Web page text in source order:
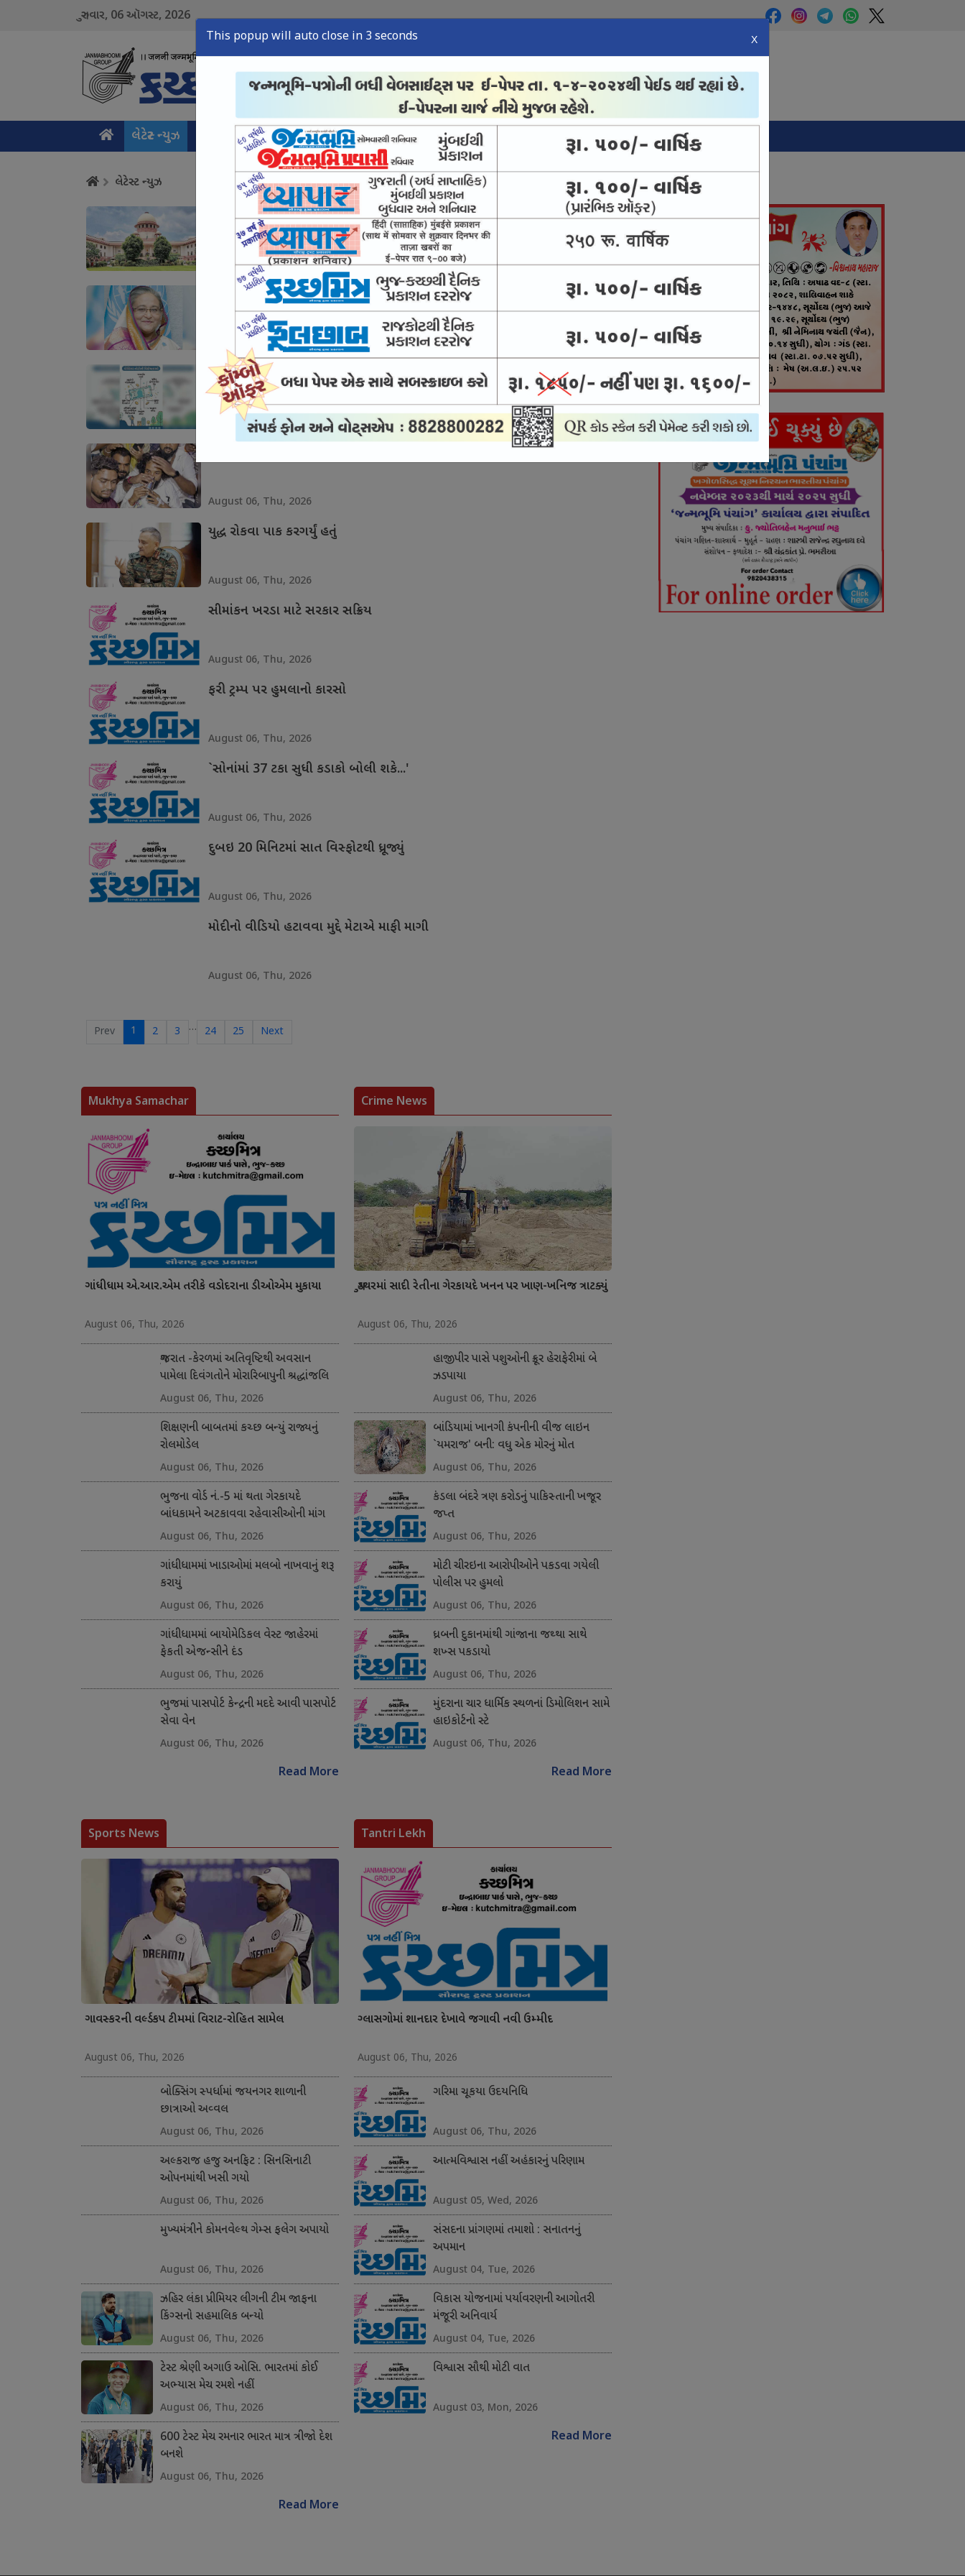
ગુરુવાર, 06ઑગસ્ટ, 2026
લેટેસ્ટ ન્યુઝ મુખ્ય સમાચાર ક્રાઇમ ન્યુઝ સ્પોર્ટ્સ ન્યુઝ તંત્રી લેખ ઈ-પેપર
This popup will auto close in 2 seconds X
લેટેસ્ટ ન્યુઝ
સરકાર યુવાનો સામે આક્રમક ન બને : સુપ્રીમ
August 06, Thu, 2026
હત્યા થાય તોયે બાંગલાદેશ જઇશ : હસીના
August 06, Thu, 2026
પ્લાસ્ટિકની ચલણી નોટો આવી રહી છે; 30 વર્ષ સુધી ચાલશે
August 06, Thu, 2026
August 06, Thu, 2026
યુદ્ધ રોકવા પાક કરગર્યું હતું
August 06, Thu, 2026
સીમાંકન ખરડા માટે સરકાર સક્રિય
August 06, Thu, 2026
ફરી ટ્રમ્પ પર હુમલાનો કારસો
August 06, Thu, 2026
`સોનાંમાં 37 ટકા સુધી કડાકો બોલી શકે...'
August 06, Thu, 2026
દુબઇ 20 મિનિટમાં સાત વિસ્ફોટથી ધ્રૂજ્યું
August 06, Thu, 2026
મોદીનો વીડિયો હટાવવા મુદ્દે મેટાએ માફી માગી
August 06, Thu, 2026
Prev 1 2 3 … 24 25 Next
Panchang
Mukhya Samachar
ગાંધીધામ એ.આર.એમ તરીકે વડોદરાના ડીઓએમ મુકાયા
August 06, Thu, 2026
ગુજરાત -કેરળમાં અતિવૃષ્ટિથી અવસાન
પામેલા દિવંગતોને મોરારિબાપુની શ્રદ્ધાંજલિ
અને સહાય
August 06, Thu, 2026
શિક્ષણની બાબતમાં કચ્છ બન્યું રાજ્યનું
રોલમોડેલ
August 06, Thu, 2026
ભુજના વોર્ડ નં.-5 માં થતા ગેરકાયદે
બાંધકામને અટકાવવા રહેવાસીઓની માંગ
August 06, Thu, 2026
ગાંધીધામમાં ખાડાઓમાં મલબો નાખવાનું શરૂ
કરાયું
August 06, Thu, 2026
ગાંધીધામમાં બાયોમેડિકલ વેસ્ટ જાહેરમાં
ફેકતી એજન્સીને દંડ
August 06, Thu, 2026
ભુજમાં પાસપોર્ટ કેન્દ્રની મદદે આવી પાસપોર્ટ
સેવા વેન
August 06, Thu, 2026
Read More
Crime News
ગુડથરમાં સાદી રેતીના ગેરકાયદે ખનન પર ખાણ-ખનિજ ત્રાટક્યું
August 06, Thu, 2026
હાજીપીર પાસે પશુઓની ક્રૂર હેરાફેરીમાં બે
ઝડપાયા
August 06, Thu, 2026
બાંડિયામાં ખાનગી કંપનીની વીજ લાઇન
`યમરાજ' બની: વધુ એક મોરનું મોત
August 06, Thu, 2026
કંડલા બંદરે ત્રણ કરોડનું પાકિસ્તાની ખજૂર
જપ્ત
August 06, Thu, 2026
મોટી ચીરઇના આરોપીઓને પકડવા ગયેલી
પોલીસ પર હુમલો
August 06, Thu, 2026
ધ્રબની દુકાનમાંથી ગાંજાના જથ્થા સાથે
શખ્સ પકડાયો
August 06, Thu, 2026
મુંદરાના ચાર ધાર્મિક સ્થળનાં ડિમોલિશન સામે
હાઇકોર્ટનો સ્ટે
August 06, Thu, 2026
Read More
Sports News
ગાવસ્કરની વર્લ્ડકપ ટીમમાં વિરાટ-રોહિત સામેલ
August 06, Thu, 2026
બોક્સિંગ સ્પર્ધામાં જયનગર શાળાની
છાત્રાઓ અવ્વલ
August 06, Thu, 2026
અલ્કરાજ હજુ અનફિટ : સિનસિનાટી
ઓપનમાંથી ખસી ગયો
August 06, Thu, 2026
મુખ્યમંત્રીને કોમનવેલ્થ ગેમ્સ ફલેગ અપાયો
August 06, Thu, 2026
ઝહિર લંકા પ્રીમિયર લીગની ટીમ જાફના
કિંગ્સનો સહમાલિક બન્યો
August 06, Thu, 2026
ટેસ્ટ શ્રેણી અગાઉ ઓસિ. ભારતમાં કોઈ
અભ્યાસ મેચ રમશે નહીં
August 06, Thu, 2026
600 ટેસ્ટ મેચ રમનાર ભારત માત્ર ત્રીજો દેશ
બનશે
August 06, Thu, 2026
Read More
Tantri Lekh
ગ્લાસગોમાં શાનદાર દેખાવે જગાવી નવી ઉમ્મીદ
August 06, Thu, 2026
ગરિમા ચૂકયા ઉદયનિધિ
August 06, Thu, 2026
આત્મવિશ્વાસ નહીં અહંકારનું પરિણામ
August 05, Wed, 2026
સંસદના પ્રાંગણમાં તમાશો : સનાતનનું
અપમાન
August 04, Tue, 2026
વિકાસ યોજનામાં પર્યાવરણની આગોતરી
મંજૂરી અનિવાર્ય
August 04, Tue, 2026
વિશ્વાસ સૌથી મોટી વાત
August 03, Mon, 2026
Read More